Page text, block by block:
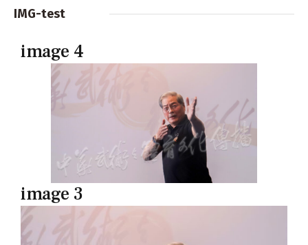
IMG-test
image 4
image 3